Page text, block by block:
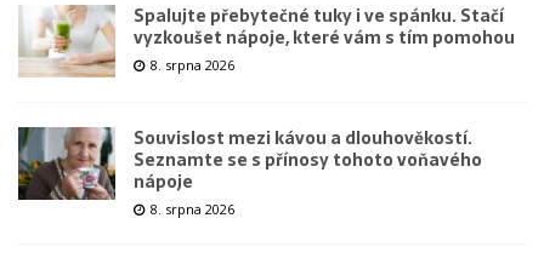
Spalujte přebytečné tuky i ve spánku. Stačí
vyzkoušet nápoje, které vám s tím pomohou
8. srpna 2026
Souvislost mezi kávou a dlouhověkostí.
Seznamte se s přínosy tohoto voňavého
nápoje
8. srpna 2026